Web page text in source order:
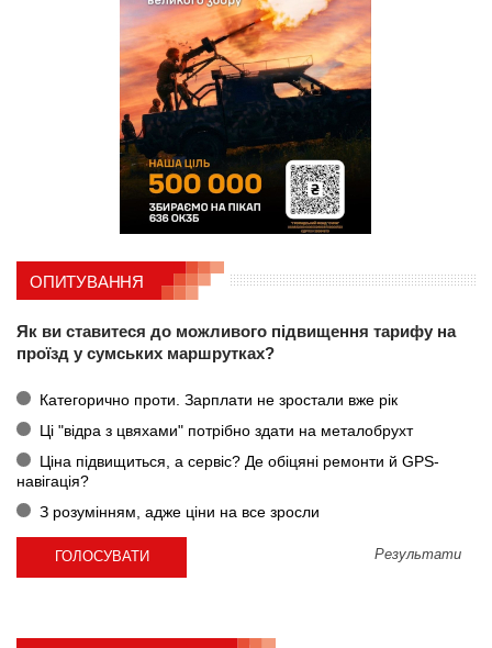
ОПИТУВАННЯ
Як ви ставитеся до можливого підвищення тарифу на
проїзд у сумських маршрутках?
Категорично проти. Зарплати не зростали вже рік
Ці "відра з цвяхами" потрібно здати на металобрухт
Ціна підвищиться, а сервіс? Де обіцяні ремонти й GPS-
навігація?
З розумінням, адже ціни на все зросли
Результати